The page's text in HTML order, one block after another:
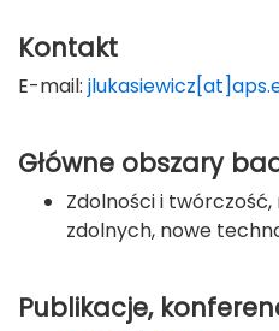
Kontakt
E-mail:
Główne obszary
Zdolności i
zdolnych, nowe
Publikacje,